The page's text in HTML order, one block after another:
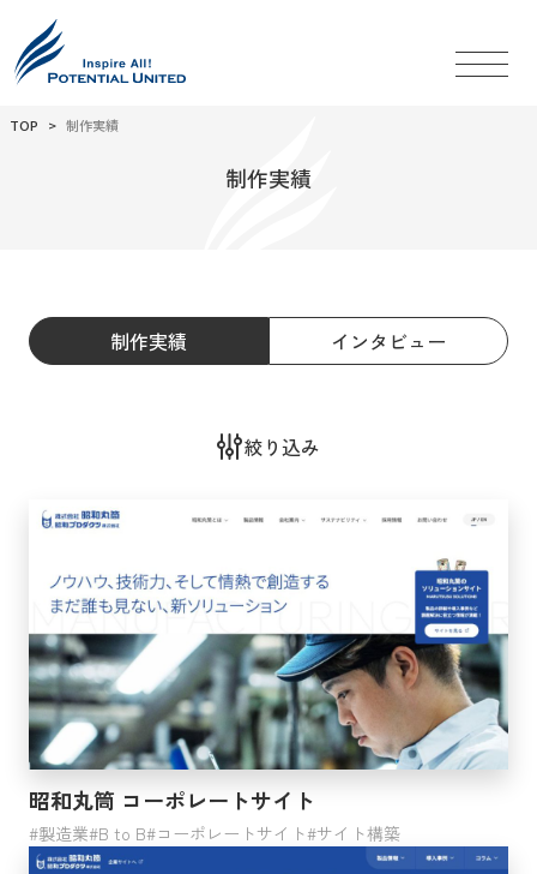
TOP 制作実績
制作実績
制作実績 インタビュー
絞り込み
サービス業
漁業
鉱業・採石業・砂利採取業
金融業・保険業
運輸業・郵便業
農業・林業
複合サービス事業
製造業
生活関連サービス業・娯楽業
昭和丸筒 コーポレートサイト
製造業 B to B コーポレートサイト サイト構築